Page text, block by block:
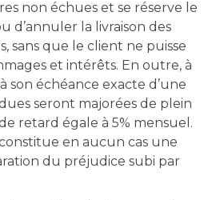
non échues et se réserve le
d’annuler la livraison des
sans que le client ne puisse
et intérêts. En outre, à
son échéance exacte d’une
seront majorées de plein
retard égale à 5% mensuel.
en aucun cas une
du préjudice subi par